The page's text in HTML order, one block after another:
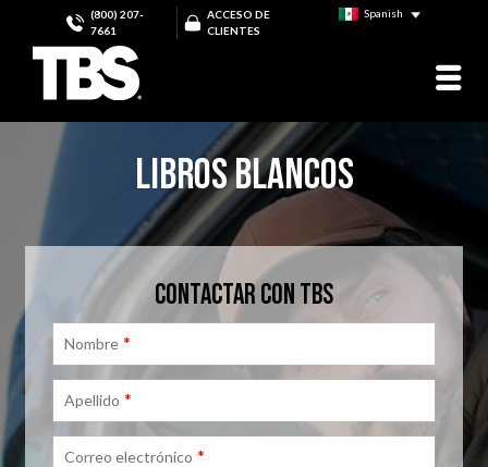
(800) 207-
7661
ACCESO DE
CLIENTES
Spanish
LIBROS BLANCOS
CONTACTAR CON TBS
Nombre *
Apellido *
Correo electrónico *